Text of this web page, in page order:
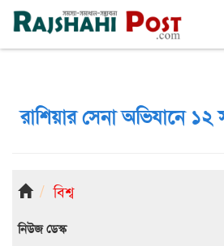
রাজশাহী শুক্রবার, ৭ই আগস্ট ২০২৬, ২৩শে শ্রাবণ
রাশিয়ার সেনা অভিযানে ১২
বিশ্ব
নিউজ ডেস্ক